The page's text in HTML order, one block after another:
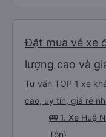
Đặt mua vé xe
lượng cao và
Tư vấn TOP 1 xe
cao, uy tín, giá rẻ
🚌 1. Xe Huệ
Tôn)